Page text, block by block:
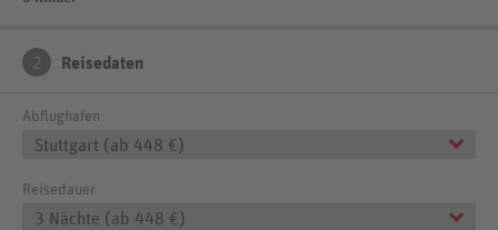
2 Reisedaten
Abflughafen
Stuttgart (ab 448 €)
Reisedauer
3 Nächte (ab 448 €)